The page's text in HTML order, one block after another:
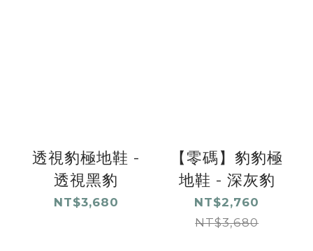
透視豹極地鞋 -
透視黑豹
NT$3,680
【零碼】豹豹極
地鞋 - 深灰豹
NT$2,760
NT$3,680